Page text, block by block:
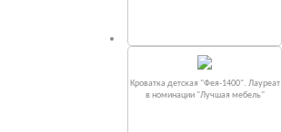
Кроватка детская "Фея-1400". Лауреат
в номинации "Лучшая мебель"